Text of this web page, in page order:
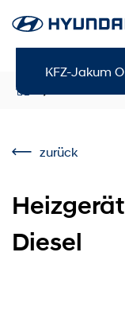
KFZ-Jakum
zurück
Diesel